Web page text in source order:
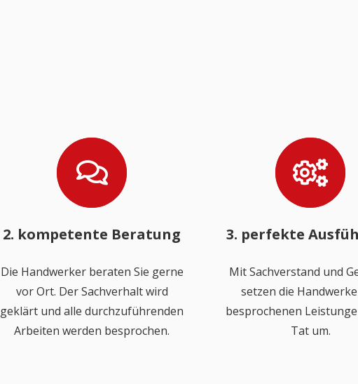
2. kompetente Beratung
Die Handwerker beraten Sie gerne
vor Ort. Der Sachverhalt wird
geklärt und alle durchzuführenden
Arbeiten werden besprochen.
3. perfekte
Mit Sachverstand und
setzen die
besprochenen
Tat um.